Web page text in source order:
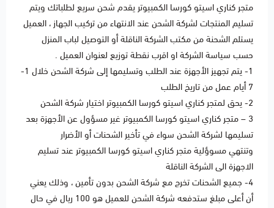
متجر كناري اسيتو كورسا الكمبيوتر يقدم شحن سريع لطلباتك ويتم
تسليم المنتجات لشركة الشحن عند الانتهاء من تركيب الجهاز ، العميل
يستلم الشحنة من مكتب الشركة الناقلة أو التوصيل لباب المنزل
حسب سياسة الشركة او اقرب نقطة توزيع لعنوان العميل .
1- يتم تجهيز الأجهزة عند الطلب وتسليمها إلى شركة الشحن خلال 1-
7 أيام عمل من تاريخ الطلب
2- يحق لمتجر كناري اسيتو كورسا الكمبيوتر اختيار شركة الشحن
3 – متجر كناري اسيتو كورسا الكمبيوتر غير مسؤول عن الأجهزة بعد
تسليمها لشركة الشحن سواء في تأخير الشحنات أو الأضرار
وتنتهي مسوؤلية متجر كناري اسيتو كورسا الكمبيوتر عند تسليم
الاجهزة الى الشركة الناقلة
‎4- جميع الشحنات تخرج مع شركة الشحن بدون تأمين ، وذلك يعني
أن أعلى مبلغ ستدفعه شركة الشحن للعميل هو 100 ريال في حال